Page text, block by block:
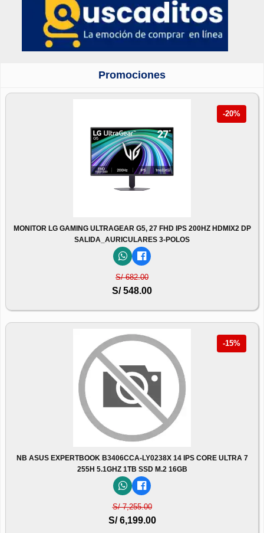
Promociones
-20%
MONITOR LG GAMING ULTRAGEAR G5, 27 FHD IPS 200HZ HDMIX2 DP
SALIDA_AURICULARES 3-POLOS
S/ 682.00
S/ 548.00
-15%
NB ASUS EXPERTBOOK B3406CCA-LY0238X 14 IPS CORE ULTRA 7
255H 5.1GHZ 1TB SSD M.2 16GB
S/ 7,255.00
S/ 6,199.00